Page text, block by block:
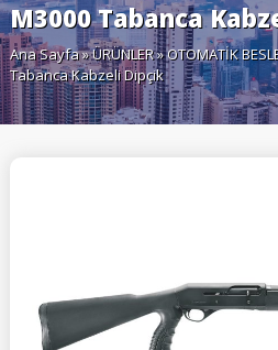
M3000 Tabanca
Ana Sayfa»ÜRÜNLER»OTOMATİK
Tabanca Kabzeli Dipçik